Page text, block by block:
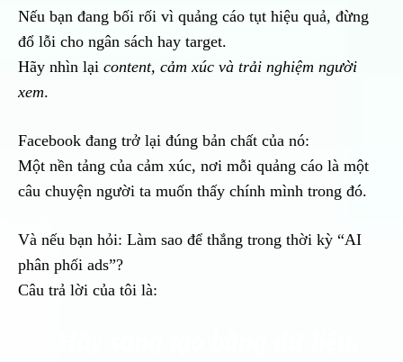
Nếu bạn đang bối rối vì quảng cáo tụt hiệu quả, đừng
đổ lỗi cho ngân sách hay target.
Hãy nhìn lại content, cảm xúc và trải nghiệm người
xem.
Facebook đang trở lại đúng bản chất của nó:
Một nền tảng của cảm xúc, nơi mỗi quảng cáo là một
câu chuyện người ta muốn thấy chính mình trong đó.
Và nếu bạn hỏi: Làm sao để thắng trong thời kỳ “AI
phân phối ads”?
Câu trả lời của tôi là: